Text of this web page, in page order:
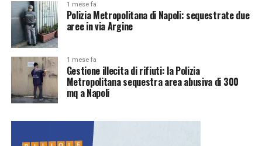
1 mese fa
Polizia Metropolitana di Napoli: sequestrate due
aree in via Argine
1 mese fa
Gestione illecita di rifiuti: la Polizia
Metropolitana sequestra area abusiva di 300
mq a Napoli